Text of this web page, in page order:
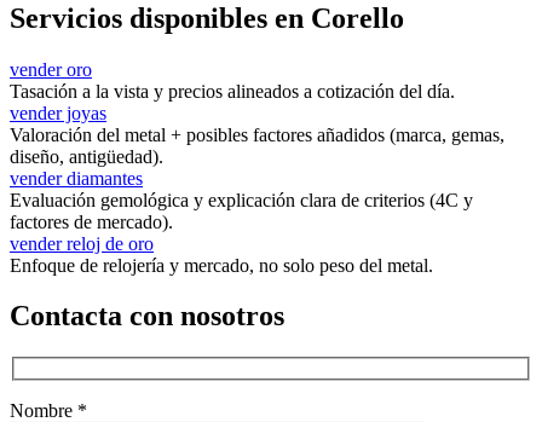
Servicios disponibles en Corello
vender oro
Tasación a la vista y precios alineados a cotización del día.
vender joyas
Valoración del metal + posibles factores añadidos (marca, gemas,
diseño, antigüedad).
vender diamantes
Evaluación gemológica y explicación clara de criterios (4C y
factores de mercado).
vender reloj de oro
Enfoque de relojería y mercado, no solo peso del metal.
Contacta con nosotros
Nombre *